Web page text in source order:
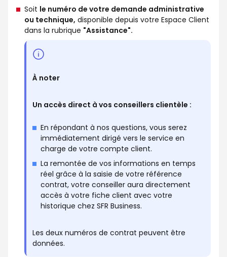
Soit le numéro de votre demande administrative
ou technique, disponible depuis votre Espace Client
dans la rubrique "Assistance".
À noter
Un accès direct à vos conseillers clientèle :
En répondant à nos questions, vous serez
immédiatement dirigé vers le service en
charge de votre compte client.
La remontée de vos informations en temps
réel grâce à la saisie de votre référence
contrat, votre conseiller aura directement
accès à votre fiche client avec votre
historique chez SFR Business.
Les deux numéros de contrat peuvent être
données.